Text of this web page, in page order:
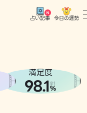
占い記事 今日の運勢
満足度
98.1※1
%